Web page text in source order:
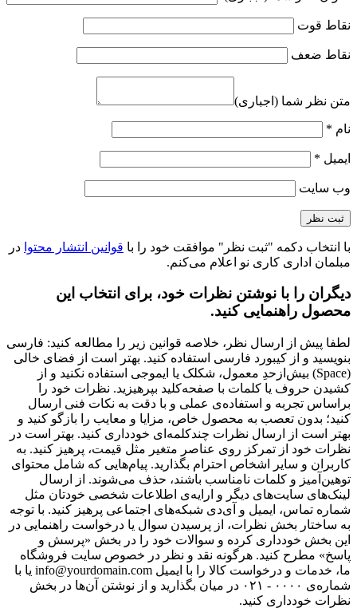
نقاط قوت
نقاط ضعف
متن نظر شما (اجباری)
نام *
ایمیل *
وب‌ سایت
با انتخاب دکمه "ثبت نظر" موافقت خود را با قوانین انتشار محتوا در
مبلمان اداری کاری نو اعلام می‌کنم.
دیگران را با نوشتن نظرات خود، برای انتخاب این
محصول راهنمایی کنید.
لطفا پیش از ارسال نظر، خلاصه قوانین زیر را مطالعه کنید: فارسی
بنویسید و از کیبورد فارسی استفاده کنید. بهتر است از فضای خالی
(Space) بیش‌از‌حدِ معمول، شکلک یا ایموجی استفاده نکنید و از
کشیدن حروف یا کلمات با صفحه‌کلید بپرهیزید. نظرات خود را
براساس تجربه و استفاده‌ی عملی و با دقت به نکات فنی ارسال
کنید؛ بدون تعصب به محصول خاص، مزایا و معایب را بازگو کنید و
بهتر است از ارسال نظرات چندکلمه‌‌ای خودداری کنید. بهتر است در
نظرات خود از تمرکز روی عناصر متغیر مثل قیمت، پرهیز کنید. به
کاربران و سایر اشخاص احترام بگذارید. پیام‌هایی که شامل محتوای
توهین‌آمیز و کلمات نامناسب باشند، حذف می‌شوند. از ارسال
لینک‌های سایت‌های دیگر و ارایه‌ی اطلاعات شخصی خودتان مثل
شماره تماس، ایمیل و آی‌دی شبکه‌های اجتماعی پرهیز کنید. با توجه
به ساختار بخش نظرات، از پرسیدن سوال یا درخواست راهنمایی در
این بخش خودداری کرده و سوالات خود را در بخش «پرسش و
پاسخ» مطرح کنید. هرگونه نقد و نظر در خصوص سایت فروشگاه
ما، خدمات و درخواست کالا را با ایمیل info@yourdomain.com یا با
شماره‌ی ۰۰۰۰ - ۰۲۱ در میان بگذارید و از نوشتن آن‌ها در بخش
نظرات خودداری کنید.